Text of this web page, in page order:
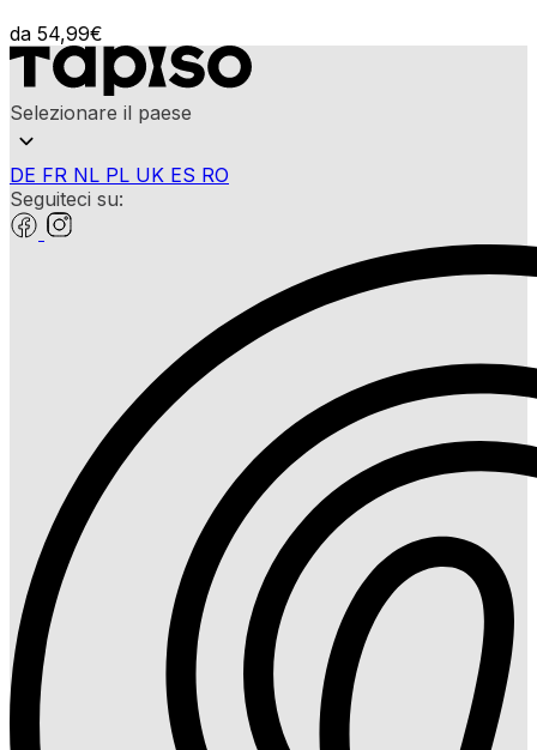
da 54,99€
Selezionare il paese
DE FR NL PL UK ES RO
Seguiteci su: